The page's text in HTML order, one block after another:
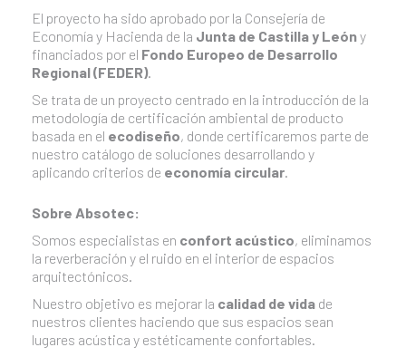
El proyecto ha sido aprobado por la Consejería de
Economía y Hacienda de la Junta de Castilla y Leóny
financiados por el Fondo Europeo de Desarrollo
Regional (FEDER).
Se trata de un proyecto centrado en la introducción de la
metodología de certificación ambiental de producto
basada en el ecodiseño, donde certificaremos parte de
nuestro catálogo de soluciones desarrollando y
aplicando criterios de economía circular.
Sobre Absotec:
Somos especialistas en confort acústico, eliminamos
la reverberación y el ruido en el interior de espacios
arquitectónicos.
Nuestro objetivo es mejorar la calidad de vida de
nuestros clientes haciendo que sus espacios sean
lugares acústica y estéticamente confortables.